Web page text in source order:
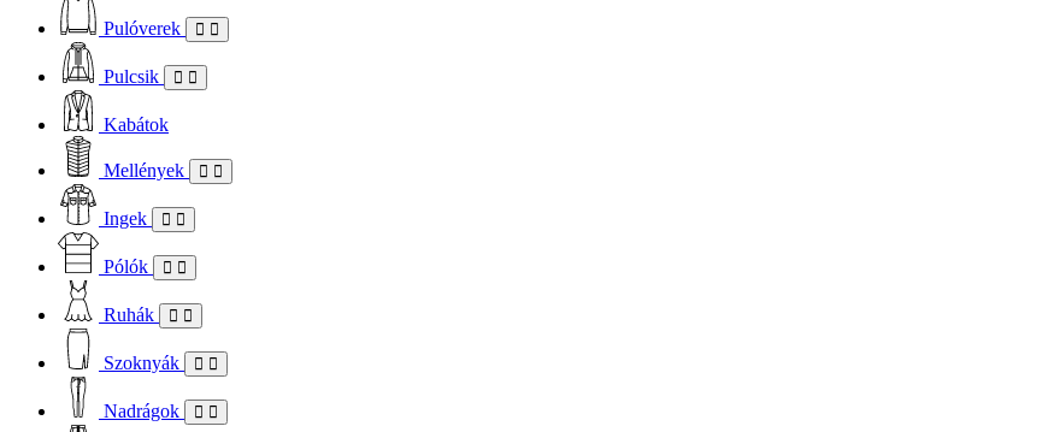
Pulóverek
Pulcsik
Kabátok
Mellények
Ingek
Pólók
Ruhák
Szoknyák
Nadrágok